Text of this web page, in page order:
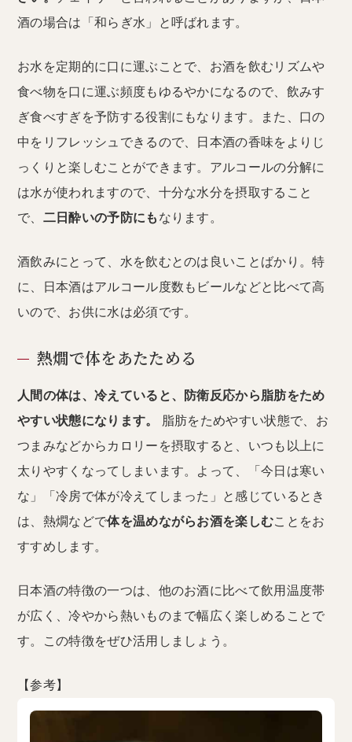
酒の場合は「和らぎ水」と呼ばれます。
お水を定期的に口に運ぶことで、お酒を飲むリズムや
食べ物を口に運ぶ頻度もゆるやかになるので、飲みす
ぎ食べすぎを予防する役割にもなります。また、口の
中をリフレッシュできるので、日本酒の香味をよりじ
っくりと楽しむことができます。アルコールの分解に
は水が使われますので、十分な水分を摂取すること
で、 二日酔いの予防にも なります。
酒飲みにとって、水を飲むとのは良いことばかり。特
に、日本酒はアルコール度数もビールなどと比べて高
いので、お供に水は必須です。
熱燗で体をあたためる
人間の体は、冷えていると、防衛反応から脂肪をため
やすい状態になります。
脂肪をためやすい状態で、お
つまみなどからカロリーを摂取すると、いつも以上に
太りやすくなってしまいます。よって、「今日は寒い
な」「冷房で体が冷えてしまった」と感じているとき
は、熱燗などで体を温めながらお酒を楽しむことをお
すすめします。
日本酒の特徴の一つは、他のお酒に比べて飲用温度帯
が広く、冷やから熱いものまで幅広く楽しめることで
す。この特徴をぜひ活用しましょう。
【参考】